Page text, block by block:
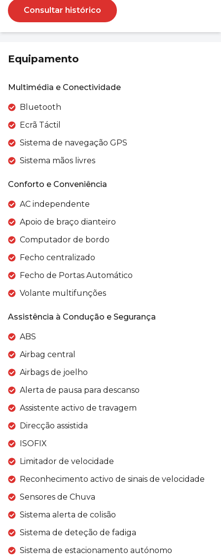
Consultar histórico
Equipamento
Multimédia e Conectividade
Bluetooth
Ecrã Táctil
Sistema de navegação GPS
Sistema mãos livres
Conforto e Conveniência
AC independente
Apoio de braço dianteiro
Computador de bordo
Fecho centralizado
Fecho de Portas Automático
Volante multifunções
Assistência à Condução e Segurança
ABS
Airbag central
Airbags de joelho
Alerta de pausa para descanso
Assistente activo de travagem
Direcção assistida
ISOFIX
Limitador de velocidade
Reconhecimento activo de sinais de velocidade
Sensores de Chuva
Sistema alerta de colisão
Sistema de deteção de fadiga
Sistema de estacionamento autónomo